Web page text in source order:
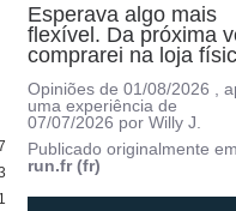
1
Esperava algo mais
flexível. Da próxima
comprarei na loja
Opiniões de01/08/2026
,
uma experiência de
07/07/2026 porWilly J.
Publicado originalmente
run.fr (fr)